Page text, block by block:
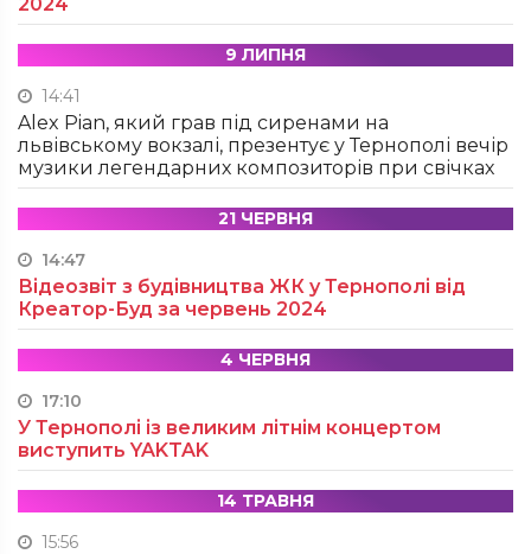
9 ЛИПНЯ
14:41
Alex Pian, який грав під сиренами на
львівському вокзалі, презентує у Тернополі вечір
музики легендарних композиторів при свічках
21 ЧЕРВНЯ
14:47
Відеозвіт з будівництва ЖК у Тернополі від
Креатор-Буд за червень 2024
4 ЧЕРВНЯ
17:10
У Тернополі із великим літнім концертом
виступить YAKTAK
14 ТРАВНЯ
15:56